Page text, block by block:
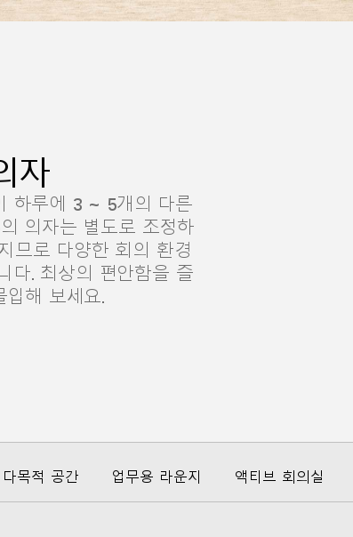
자
하루에 3 ~ 5개의 다른
의자는 별도로 조정하
므로 다양한 회의 환경
다. 최상의 편안함을 즐
해 보세요.
다목적 공간 업무용 라운지 액티브 회의실